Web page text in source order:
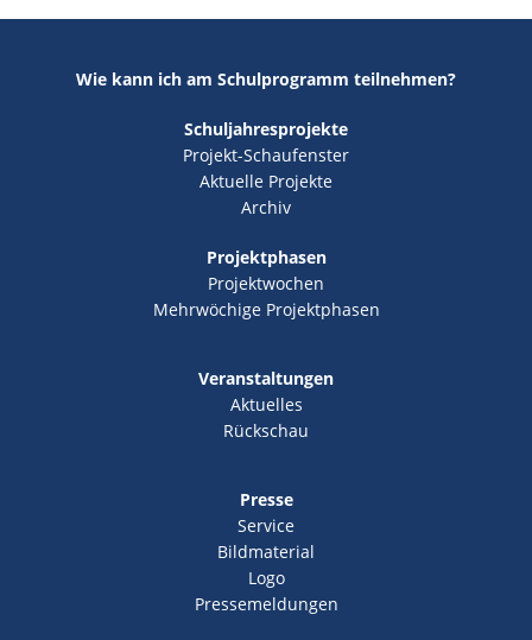
Wie kann ich am Schulprogramm teilnehmen?
Schuljahresprojekte
Projekt-Schaufenster
Aktuelle Projekte
Archiv
Projektphasen
Projektwochen
Mehrwöchige Projektphasen
Veranstaltungen
Aktuelles
Rückschau
Presse
Service
Bildmaterial
Logo
Pressemeldungen